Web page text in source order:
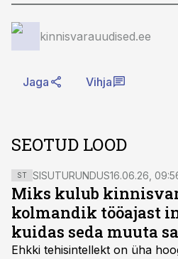
kinnisvarauudised.ee
Jaga Vihja
SEOTUD LOOD
ST SISUTURUNDUS16.06.26,
Miks kulub
kolmandik tööajast
kuidas seda muuta
Ehkki tehisintellekt on üha